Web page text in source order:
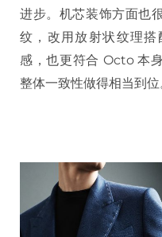
进步。机芯装饰方面也
纹，改用放射状纹理
感，也更符合 Octo 本
整体一致性做得相当到位